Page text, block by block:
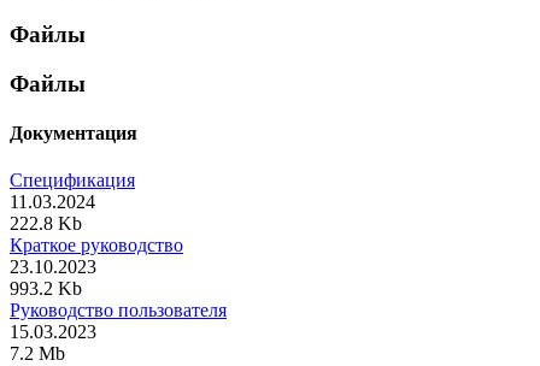
Файлы
Файлы
Документация
Спецификация
11.03.2024
222.8 Kb
Краткое руководство
23.10.2023
993.2 Kb
Руководство пользователя
15.03.2023
7.2 Mb